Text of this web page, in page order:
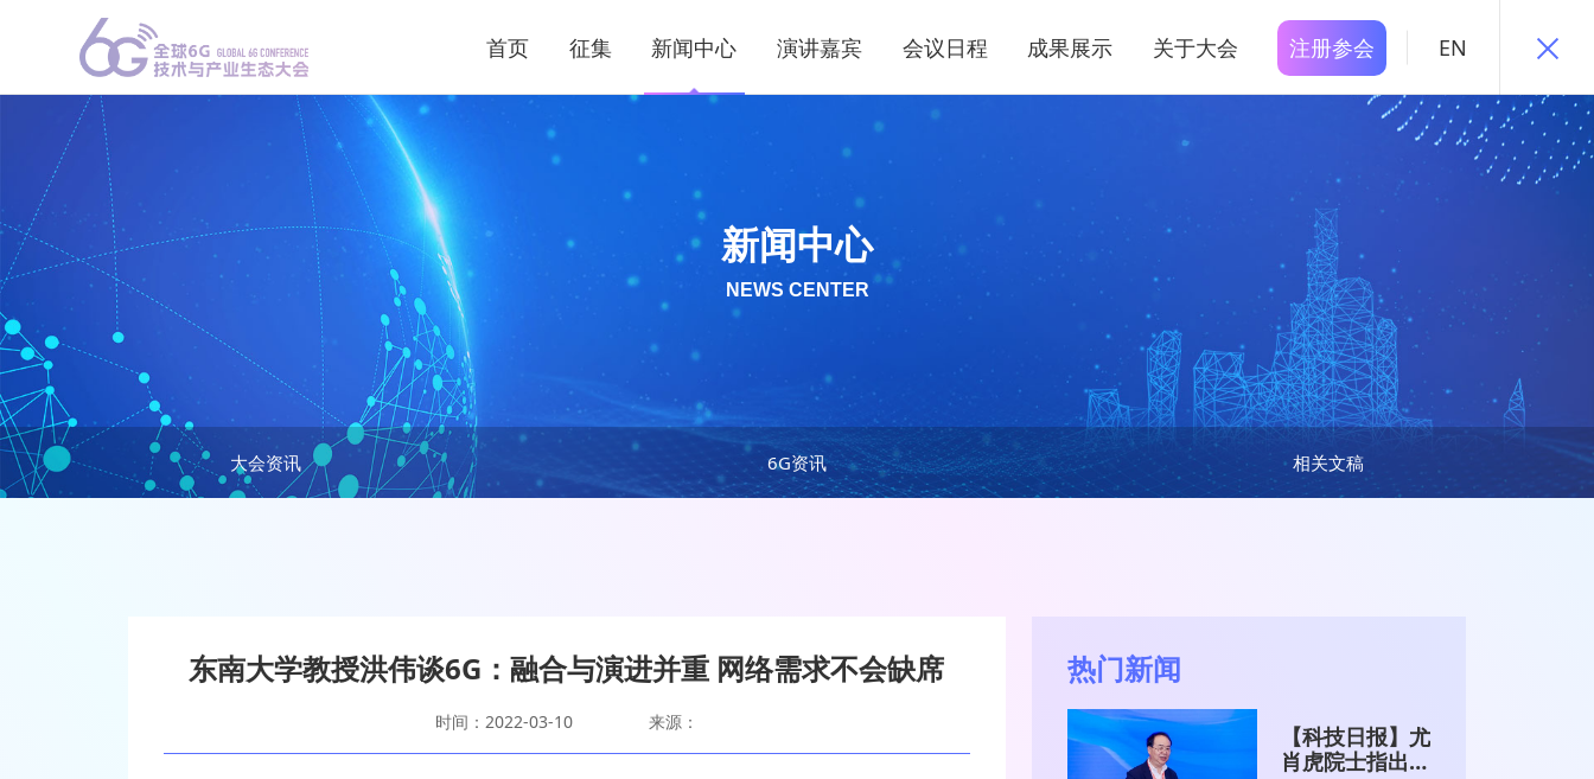
首页 征集 新闻中心 演讲嘉宾 会议日程 成果展示 关于大会 注册参会 EN
大会资讯 6G资讯 相关文稿
新闻中心
NEWS CENTER
东南大学教授洪伟谈6G：融合与演进并重 网络需求不会缺席
时间：2022-03-10 来源：
热门新闻
【科技日报】尤
肖虎院士指出